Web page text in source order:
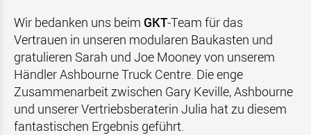
Wir bedanken uns beim GKT-Team für das
Vertrauen in unseren modularen Baukasten und
gratulieren Sarah und Joe Mooney von unserem
Händler Ashbourne Truck Centre. Die enge
Zusammenarbeit zwischen Gary Keville, Ashbourne
und unserer Vertriebsberaterin Julia hat zu diesem
fantastischen Ergebnis geführt.